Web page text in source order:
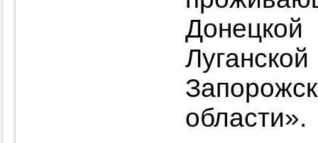
области».